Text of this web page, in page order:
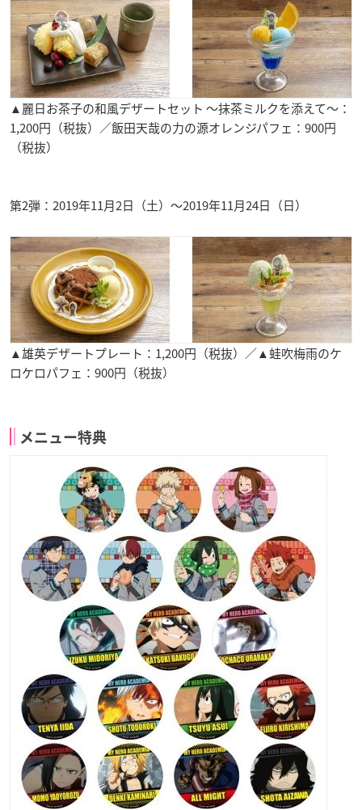
▲麗日お茶子の和風デザートセット ～抹茶ミルクを添えて～：
1,200円（税抜）／飯田天哉の力の源オレンジパフェ：900円
（税抜）
第2弾：2019年11月2日（土）～2019年11月24日（日）
▲雄英デザートプレート：1,200円（税抜）／▲蛙吹梅雨のケ
ロケロパフェ：900円（税抜）
メニュー特典